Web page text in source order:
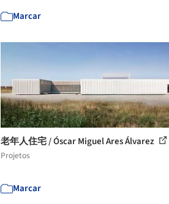
Marcar
老年人住宅 / Óscar Miguel Ares Álvarez
Projetos
Marcar